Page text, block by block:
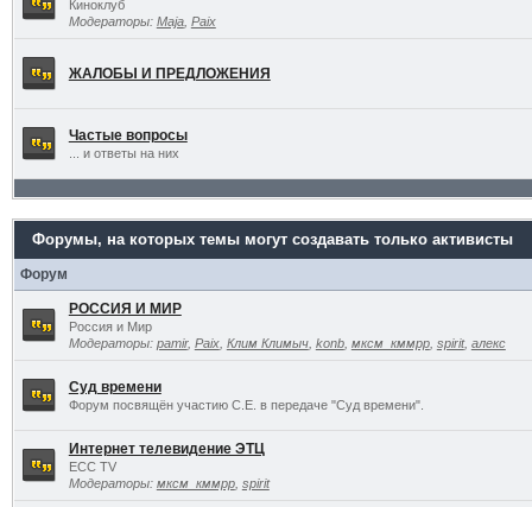
Киноклуб
Модераторы: Maja, Paix
ЖАЛОБЫ И ПРЕДЛОЖЕНИЯ
Частые вопросы
... и ответы на них
Форумы, на которых темы могут создавать только активисты
Форум
РОССИЯ И МИР
Россия и Мир
Модераторы: pamir, Paix, Клим Климыч, konb, мксм_кммрр, spirit, алекс
Суд времени
Форум посвящён участию С.Е. в передаче "Суд времени".
Интернет телевидение ЭТЦ
ECC TV
Модераторы: мксм_кммрр, spirit